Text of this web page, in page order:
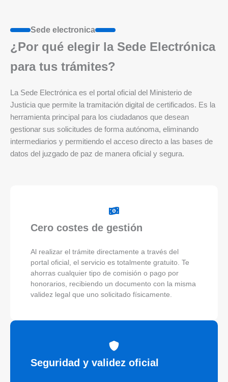
Sede electronica
¿Por qué elegir la Sede Electrónica
para tus trámites?
La Sede Electrónica es el portal oficial del Ministerio de
Justicia que permite la tramitación digital de certificados. Es la
herramienta principal para los ciudadanos que desean
gestionar sus solicitudes de forma autónoma, eliminando
intermediarios y permitiendo el acceso directo a las bases de
datos del juzgado de paz de manera oficial y segura.
Cero costes de gestión
Al realizar el trámite directamente a través del
portal oficial, el servicio es totalmente gratuito. Te
ahorras cualquier tipo de comisión o pago por
honorarios, recibiendo un documento con la misma
validez legal que uno solicitado físicamente.
Seguridad y validez oficial